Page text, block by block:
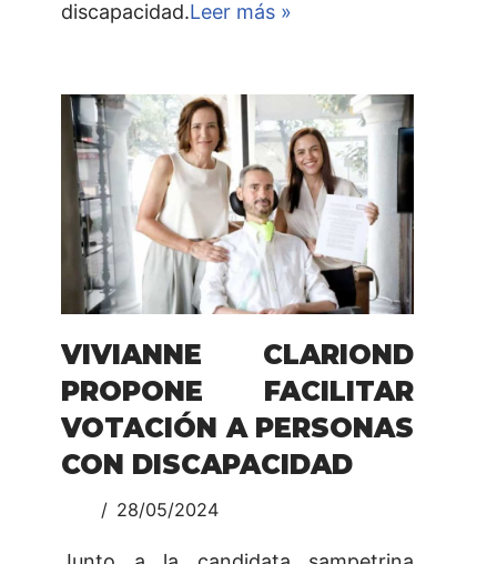
discapacidad.Leer más »
VIVIANNE CLARIOND
PROPONE FACILITAR
VOTACIÓN A PERSONAS
CON DISCAPACIDAD
28/05/2024